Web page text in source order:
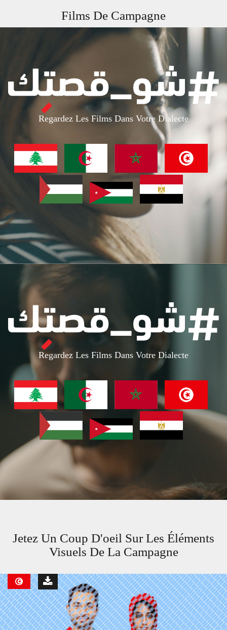
Films De Campagne
Regardez Les Films Dans Votre Dialecte
Regardez Les Films Dans Votre Dialecte
Jetez Un Coup D'oeil Sur Les Éléments
Visuels De La Campagne